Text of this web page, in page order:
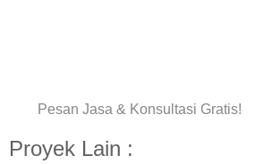
Pesan Jasa & Konsultasi Gratis!
Proyek Lain :